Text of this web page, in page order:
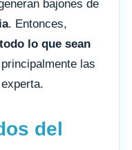
bajones de
. Entonces,
lo que sean
las
del